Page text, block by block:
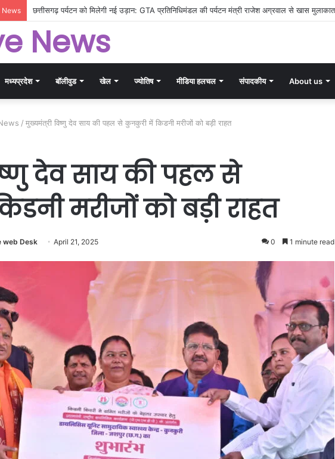
News गांधीनगर में छत्तीसगढ़ पर्यटन का डंका: TTF 2026 में बिखरी राज्य की सांस्कृतिक और प्राकृतिक छटा
News
मध्यप्रदेश बॉलीवुड खेल ज्योतिष मीडिया हलचल संपादकीय About us
/ मुख्यमंत्री विष्णु देव साय की पहल से कुनकुरी में किडनी मरीजों को बड़ी राहत
देव साय की पहल से
मरीजों को बड़ी राहत
web Desk April 21, 2025 0 1 minute read